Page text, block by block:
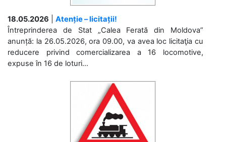
18.05.2026
Atenție – licitații!
Întreprinderea de Stat „Calea Ferată din Moldova”
anunță: la 26.05.2026, ora 09.00, va avea loc licitaţia cu
reducere privind comercializarea a 16 locomotive,
expuse în 16 de loturi...